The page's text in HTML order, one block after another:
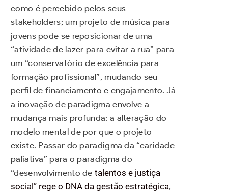
como é percebido pelos seus
stakeholders; um projeto de música para
jovens pode se reposicionar de uma
“atividade de lazer para evitar a rua” para
um “conservatório de excelência para
formação profissional”, mudando seu
perfil de financiamento e engajamento. Já
a inovação de paradigma envolve a
mudança mais profunda: a alteração do
modelo mental de por que o projeto
existe. Passar do paradigma da “caridade
paliativa” para o paradigma do
“desenvolvimento detalentos e justiça
social” rege o DNA da gestão estratégica,